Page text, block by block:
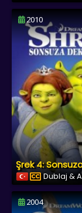
2010
Dublaj &
2004